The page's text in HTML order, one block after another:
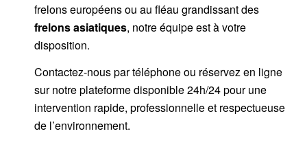
frelons européens ou au fléau grandissant des
frelons asiatiques, notre équipe est à votre
disposition.
Contactez-nous partéléphoneou réservez en ligne
sur notre plateforme disponible 24h/24pour une
intervention rapide, professionnelle et respectueuse
de l’environnement.